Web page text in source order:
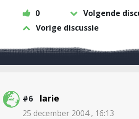
0
Volgende
Vorige discussie
#6 larie
25 december 2004 , 16:13